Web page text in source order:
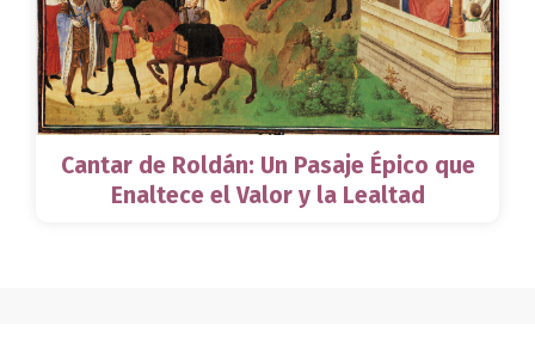
Cantar de Roldán: Un Pasaje Épico que
Enaltece el Valor y la Lealtad